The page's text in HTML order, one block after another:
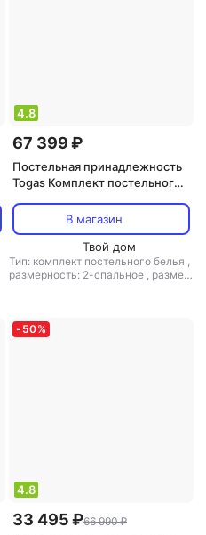
4.8
67 399 ₽
Постельная принадлежность
Togas Комплект постельного
Кинг сайзВ магазин
Твой дом
Тип: комплект постельного белья ,
размерность: 2-спальное , размер
- 50%
4.8
33 495 ₽66 990 ₽